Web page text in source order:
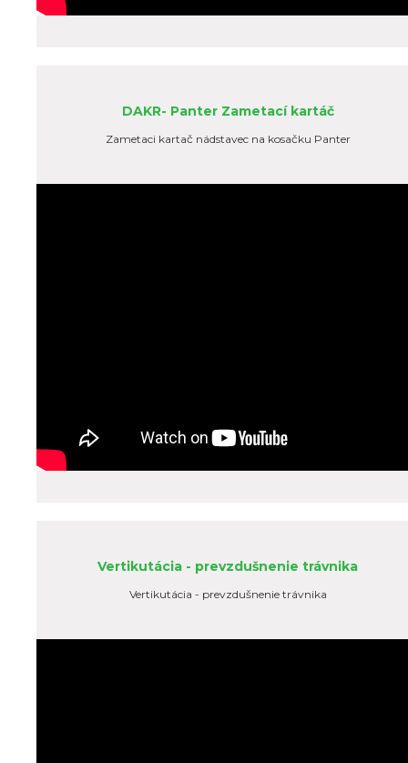
DAKR- Panter Zametací kartáč
Zametaci kartač nádstavec na kosačku Panter
Vertikutácia - prevzdušnenie trávnika
Vertikutácia - prevzdušnenie trávnika